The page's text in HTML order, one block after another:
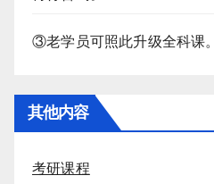
③老学员可照此升级全科课。
其他内容
考研课程